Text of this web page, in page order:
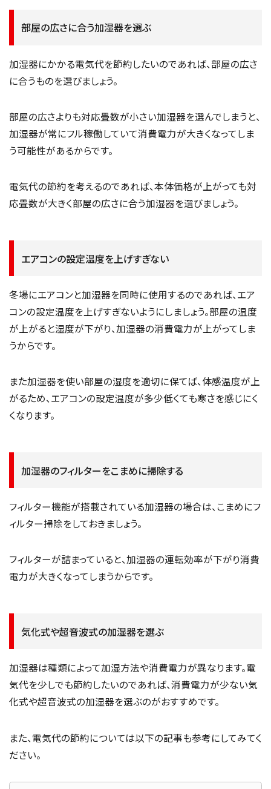
部屋の広さに合う加湿器を選ぶ
加湿器にかかる電気代を節約したいのであれば、部屋の広さ
に合うものを選びましょう。
部屋の広さよりも対応畳数が小さい加湿器を選んでしまうと、
加湿器が常にフル稼働していて消費電力が大きくなってしま
う可能性があるからです。
電気代の節約を考えるのであれば、本体価格が上がっても対
応畳数が大きく部屋の広さに合う加湿器を選びましょう。
エアコンの設定温度を上げすぎない
冬場にエアコンと加湿器を同時に使用するのであれば、エア
コンの設定温度を上げすぎないようにしましょう。部屋の温度
が上がると湿度が下がり、加湿器の消費電力が上がってしま
うからです。
また加湿器を使い部屋の湿度を適切に保てば、体感温度が上
がるため、エアコンの設定温度が多少低くても寒さを感じにく
くなります。
加湿器のフィルターをこまめに掃除する
フィルター機能が搭載されている加湿器の場合は、こまめにフ
ィルター掃除をしておきましょう。
フィルターが詰まっていると、加湿器の運転効率が下がり消費
電力が大きくなってしまうからです。
気化式や超音波式の加湿器を選ぶ
加湿器は種類によって加湿方法や消費電力が異なります。電
気代を少しでも節約したいのであれば、消費電力が少ない気
化式や超音波式の加湿器を選ぶのがおすすめです。
また、電気代の節約については以下の記事も参考にしてみてく
ださい。